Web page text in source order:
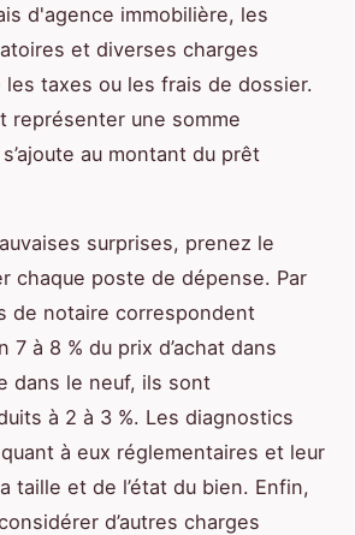
d'agence immobilière, les
et diverses charges
les taxes ou les frais de dossier.
représenter une somme
au montant du prêt
surprises, prenez le
chaque poste de dépense. Par
de notaire correspondent
7 à 8 % du prix d’achat dans
dans le neuf, ils sont
à 2 à 3 %. Les diagnostics
à eux réglementaires et leur
taille et de l’état du bien. Enfin,
d’autres charges